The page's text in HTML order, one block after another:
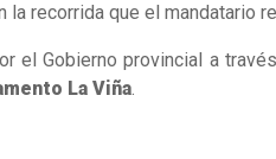
la recorrida que el mandatario
el Gobierno provincial a
La Viña.